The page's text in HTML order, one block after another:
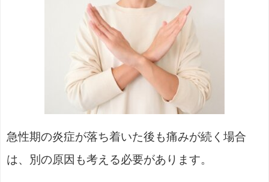
急性期の炎症が落ち着いた後も痛みが続く場合
は、別の原因も考える必要があります。